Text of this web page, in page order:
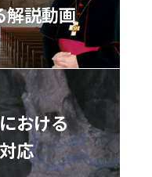
解説動画
おける
応